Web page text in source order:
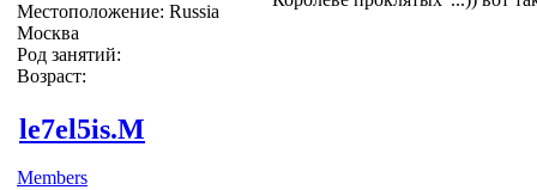
Местоположение: Russia
Москва
Род занятий:
Возраст:
le7el5is.M
Members